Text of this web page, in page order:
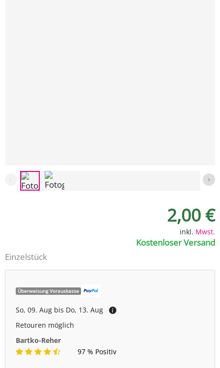
2,00 €
inkl. Mwst.
Kostenloser Versand
Einzelstück
Überweisung Vorauskasse
So, 09. Aug bis Do, 13. Aug
Retouren möglich
Bartko-Reher
97 % Positiv